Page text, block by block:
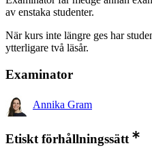
av enstaka studenter.
När kurs inte längre ges har
ytterligare två läsår.
Examinator
Annika Gram
Etiskt förhållningssätt